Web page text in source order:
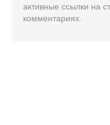
активные ссылки на
комментариях.